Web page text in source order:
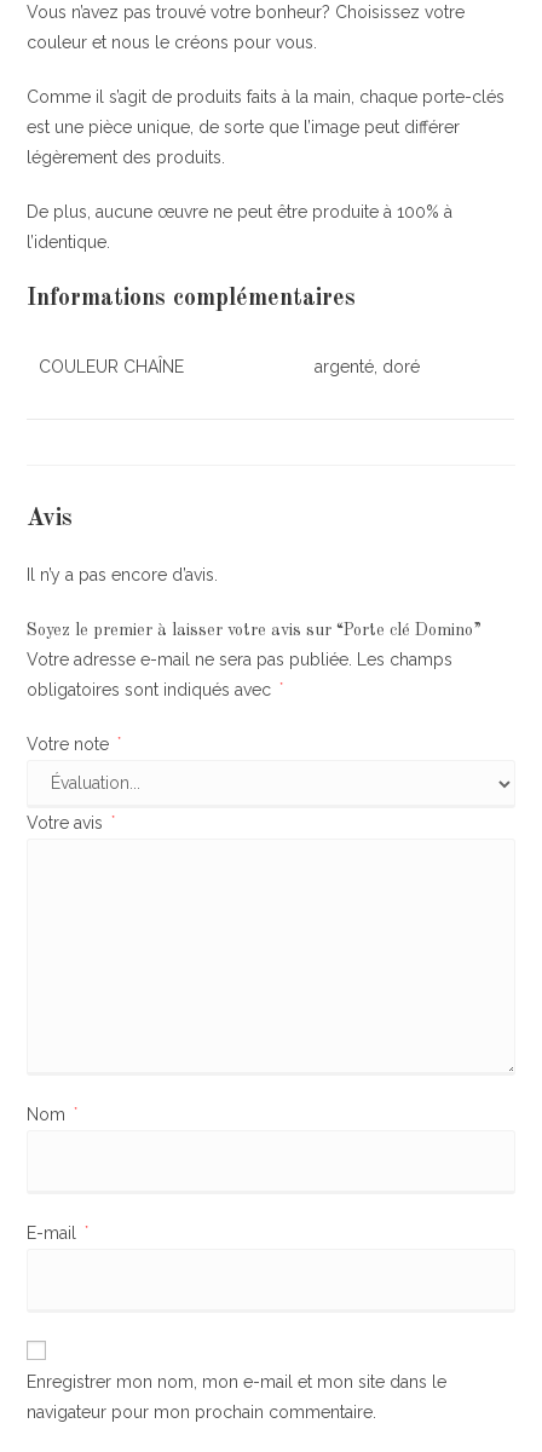
Vous n’avez pas trouvé votre bonheur? Choisissez votre
couleur et nous le créons pour vous.
Comme il s’agit de produits faits à la main, chaque porte-clés
est une pièce unique, de sorte que l’image peut différer
légèrement des produits.
De plus, aucune œuvre ne peut être produite à 100% à
l’identique.
Informations complémentaires
COULEUR CHAÎNE argenté, doré
Avis
Il n’y a pas encore d’avis.
Soyez le premier à laisser votre avis sur “Porte clé Domino”
Votre adresse e-mail ne sera pas publiée. Les champs
obligatoires sont indiqués avec
*
Votre note *
Votre avis *
Nom *
E-mail *
Enregistrer mon nom, mon e-mail et mon site dans le
navigateur pour mon prochain commentaire.